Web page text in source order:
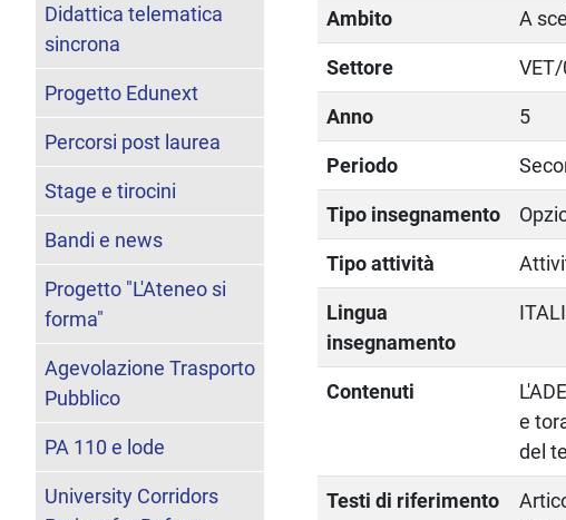
Ambito A
Settore
Anno 5
Periodo
Tipo insegnamento
Tipo attività
Lingua
insegnamento
Contenuti
e
del
Testi di riferimento
Didattica telematica
sincrona
Progetto Edunext
Percorsi post laurea
Stage e tirocini
Bandi e news
Progetto "L'Ateneo si
forma"
Agevolazione Trasporto
Pubblico
PA 110 e lode
University Corridors